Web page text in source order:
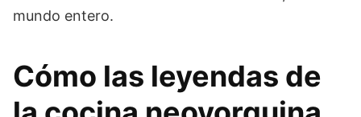
mundo entero.
Cómo las leyendas de